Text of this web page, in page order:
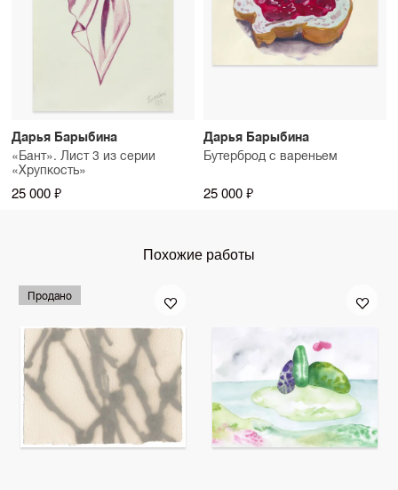
Дарья Барыбина
«Бант». Лист 3 из серии
«Хрупкость»
25 000 ₽
Дарья Барыбина
Бутерброд с вареньем
25 000 ₽
Похожие работы
Продано